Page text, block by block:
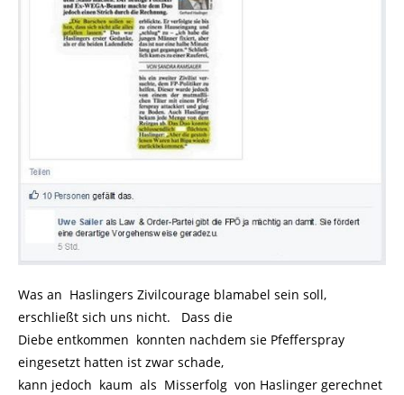
Was an Haslingers Zivilcourage blamabel sein soll,
erschließt sich uns nicht. Dass die
Diebe entkommen konnten nachdem sie Pfefferspray
eingesetzt hatten ist zwar schade,
kann jedoch kaum als Misserfolg von Haslinger gerechnet